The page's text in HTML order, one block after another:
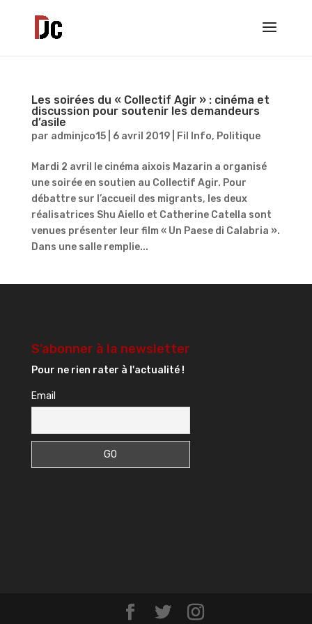
Les soirées du « Collectif Agir » : cinéma et
discussion pour soutenir les demandeurs
d’asile
par adminjco15| 6 avril 2019| Fil Info, Politique
Mardi 2 avril le cinéma aixois Mazarin a organisé
une soirée en soutien au Collectif Agir. Pour
débattre sur l’accueil des migrants, les deux
réalisatrices Shu Aiello et Catherine Catella sont
venues présenter leur film « Un Paese di Calabria ».
Dans une salle remplie...
S’abonner à la newsletter
Pour ne rien rater à l'actualité !
Email